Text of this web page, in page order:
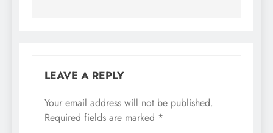
LEAVE A REPLY
Your email address will not be published.
Required fields are marked *